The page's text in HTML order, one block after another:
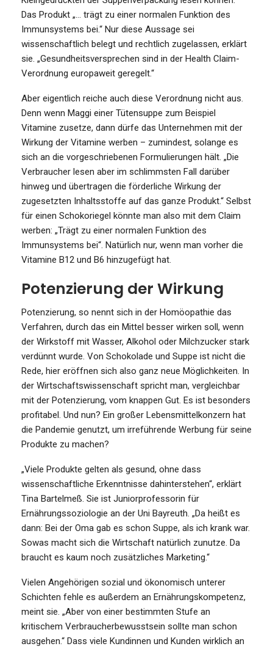
Das Produkt „… trägt zu einer normalen Funktion des
Immunsystems bei.“ Nur diese Aussage sei
wissenschaftlich belegt und rechtlich zugelassen, erklärt
sie. „Gesundheitsversprechen sind in der Health Claim-
Verordnung europaweit geregelt.“
Aber eigentlich reiche auch diese Verordnung nicht aus.
Denn wenn Maggi einer Tütensuppe zum Beispiel
Vitamine zusetze, dann dürfe das Unternehmen mit der
Wirkung der Vitamine werben – zumindest, solange es
sich an die vorgeschriebenen Formulierungen hält. „Die
Verbraucher lesen aber im schlimmsten Fall darüber
hinweg und übertragen die förderliche Wirkung der
zugesetzten Inhaltsstoffe auf das ganze Produkt.“ Selbst
für einen Schokoriegel könnte man also mit dem Claim
werben: „Trägt zu einer normalen Funktion des
Immunsystems bei“. Natürlich nur, wenn man vorher die
Vitamine B12 und B6 hinzugefügt hat.
Potenzierung der Wirkung
Potenzierung, so nennt sich in der Homöopathie das
Verfahren, durch das ein Mittel besser wirken soll, wenn
der Wirkstoff mit Wasser, Alkohol oder Milchzucker stark
verdünnt wurde. Von Schokolade und Suppe ist nicht die
Rede, hier eröffnen sich also ganz neue Möglichkeiten. In
der Wirtschaftswissenschaft spricht man, vergleichbar
mit der Potenzierung, vom knappen Gut. Es ist besonders
profitabel. Und nun? Ein großer Lebensmittelkonzern hat
die Pandemie genutzt, um irreführende Werbung für seine
Produkte zu machen?
„Viele Produkte gelten als gesund, ohne dass
wissenschaftliche Erkenntnisse dahinterstehen“, erklärt
Tina Bartelmeß. Sie ist Juniorprofessorin für
Ernährungssoziologie an der Uni Bayreuth. „Da heißt es
dann: Bei der Oma gab es schon Suppe, als ich krank war.
Sowas macht sich die Wirtschaft natürlich zunutze. Da
braucht es kaum noch zusätzliches Marketing.“
Vielen Angehörigen sozial und ökonomisch unterer
Schichten fehle es außerdem an Ernährungskompetenz,
meint sie. „Aber von einer bestimmten Stufe an
kritischem Verbraucherbewusstsein sollte man schon
ausgehen.“ Dass viele Kundinnen und Kunden wirklich an